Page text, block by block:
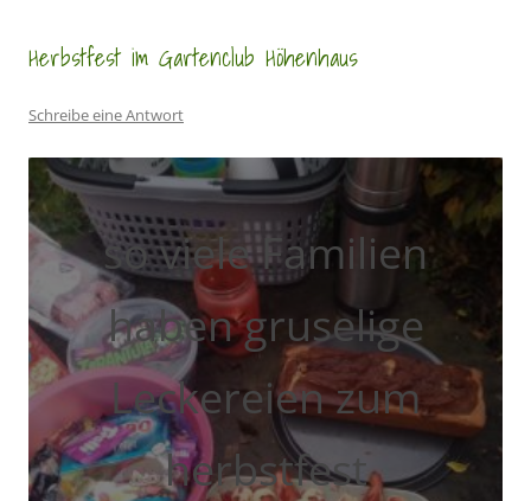
Herbstfest im Gartenclub Höhenhaus
Schreibe eine Antwort
so viele Familien
haben gruselige
Leckereien zum
herbstfest